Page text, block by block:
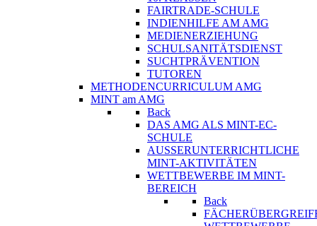
FAIRTRADE-SCHULE
INDIENHILFE AM AMG
MEDIENERZIEHUNG
SCHULSANITÄTSDIENST
SUCHTPRÄVENTION
TUTOREN
METHODENCURRICULUM AMG
MINT am AMG
Back
DAS AMG ALS MINT-EC-
SCHULE
AUSSERUNTERRICHTLICHE
MINT-AKTIVITÄTEN
WETTBEWERBE IM MINT-
BEREICH
Back